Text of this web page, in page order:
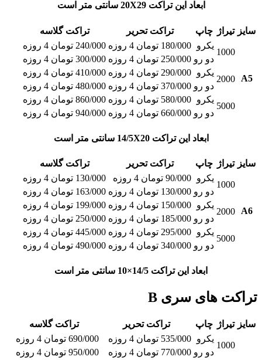
ابعاد این تراکت 20X29 سانتی متر است
سایز تیراژ چاپ تراکت تحریر تراکت گلاسه
A5
1000
یکرو 180/000 تومان 4 روزه
240/000 تومان 4 روزه
دو رو 250/000 تومان 4 روزه
300/000 تومان 4 روزه
2000
یکرو 290/000 تومان 4 روزه
410/000 تومان 4 روزه
دو رو 370/000 تومان 4 روزه
480/000 تومان 4 روزه
5000
یکرو 580/000 تومان 4 روزه
860/000 تومان 4 روزه
دو رو 660/000 تومان 4 روزه 940/000 تومان 4 روزه
ابعاد این تراکت 14/5X20 سانتی متر است
سایز تیراژ چاپ تراکت تحریر تراکت گلاسه
A6
1000
یکرو 90/000 تومان 4 روزه
130/000 تومان 4 روزه
دو رو 130/000 تومان 4 روزه
163/000 تومان 4 روزه
2000
یکرو 150/000 تومان 4 روزه
199/000 تومان 4 روزه
دو رو 185/000 تومان 4 روزه
250/000 تومان 4 روزه
5000
یکرو 295/000 تومان 4 روزه
445/000 تومان 4 روزه
دو رو 340/000 تومان 4 روزه 490/000 تومان 4 روزه
ابعاد این تراکت 14/5×10 سانتی متر است
تراکت های سری B
سایز تیراژ چاپ تراکت تحریر تراکت گلاسه
1000
یکرو 535/000 تومان 4 روزه
690/000 تومان 4 روزه
دو رو 770/000 تومان 4 روزه
950/000 تومان 4 روزه